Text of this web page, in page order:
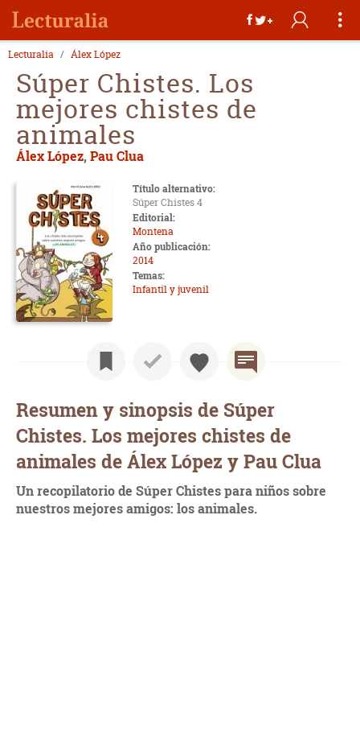
Lecturalia Álex López
Súper Chistes. Los
mejores chistes de
animales
Álex López, Pau Clua
Título alternativo:
Súper Chistes 4
Editorial:
Montena
Año publicación:
2014
Temas:
Infantil y juvenil
Resumen y sinopsis de Súper
Chistes. Los mejores chistes de
animales de Álex López y Pau Clua
Un recopilatorio de Súper Chistes para niños sobre
nuestros mejores amigos: los animales.